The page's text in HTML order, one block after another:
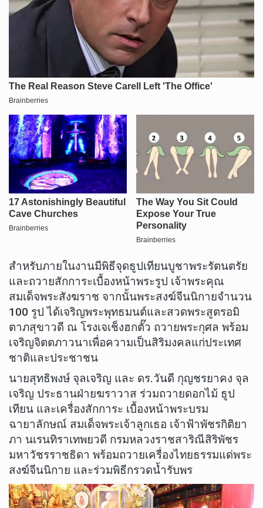
สำหรับภายในงานมีพิธีจุดธูปเทียนบูชาพระรัตนตรัย
และถวายสักการะเบื้องหน้าพระรูป เจ้าพระคุณ
สมเด็จพระสังฆราช จากนั้นพระสงฆ์จีนนิกายจำนวน
100 รูป ได้เจริญพระพุทธมนต์และสวดพระสูตรอมิ
ตาภสุขาวดี ณ โรงเจเช็งฮกตั๊ว ถวายพระกุศล พร้อม
เจริญจิตตภาวนาเพื่อความเป็นสิริมงคลแก่ประเทศ
ชาติและประชาชน
นายสุทธิพงษ์ จุลเจริญ และ ดร.วันดี กุญชรยาคง จุล
เจริญ ประธานฝ่ายฆราวาส ร่วมถวายดอกไม้ ธูป
เทียน และเครื่องสักการะ เบื้องหน้าพระบรม
ฉายาลักษณ์ สมเด็จพระเจ้าลูกเธอ เจ้าฟ้าพัชรกิติยา
ภา นเรนทิราเทพยวดี กรมหลวงราชสาริณีสิริพัชร
มหาวัชรราชธิดา พร้อมถวายเครื่องไทยธรรมแด่พระ
สงฆ์จีนนิกาย และร่วมพิธีกรวดน้ำรับพร